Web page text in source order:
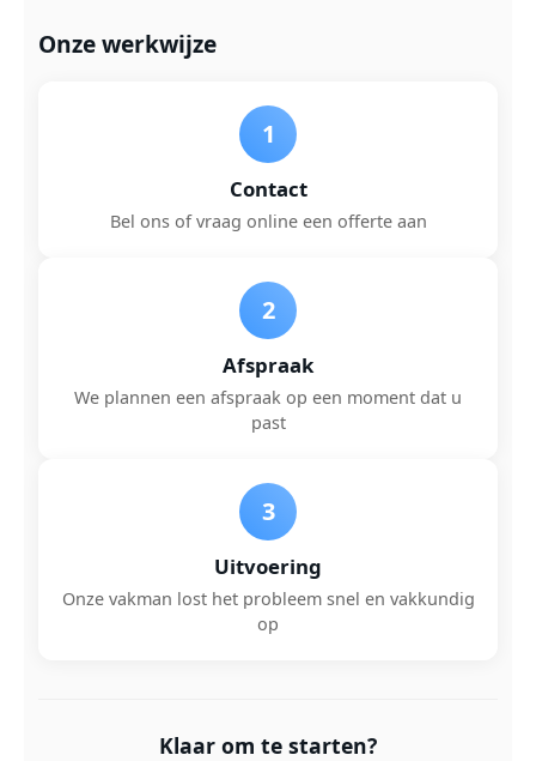
Onze werkwijze
1
Contact
Bel ons of vraag online een offerte aan
2
Afspraak
We plannen een afspraak op een moment dat u
past
3
Uitvoering
Onze vakman lost het probleem snel en vakkundig
op
Klaar om te starten?